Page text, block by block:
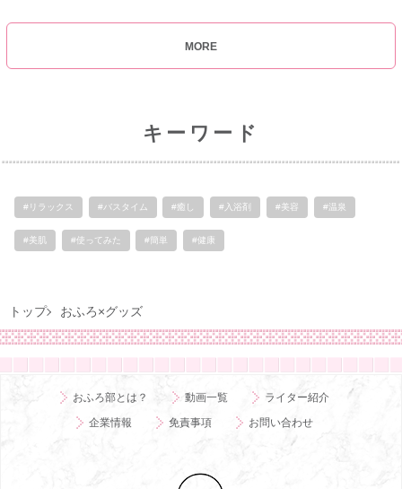
MORE
キーワード
#リラックス #バスタイム #癒し #入浴剤 #美容 #温泉
#美肌 #使ってみた #簡単 #健康
トップ おふろ×グッズ
おふろ部とは？ 動画一覧
ライター紹介
企業情報
免責事項 お問い合わせ